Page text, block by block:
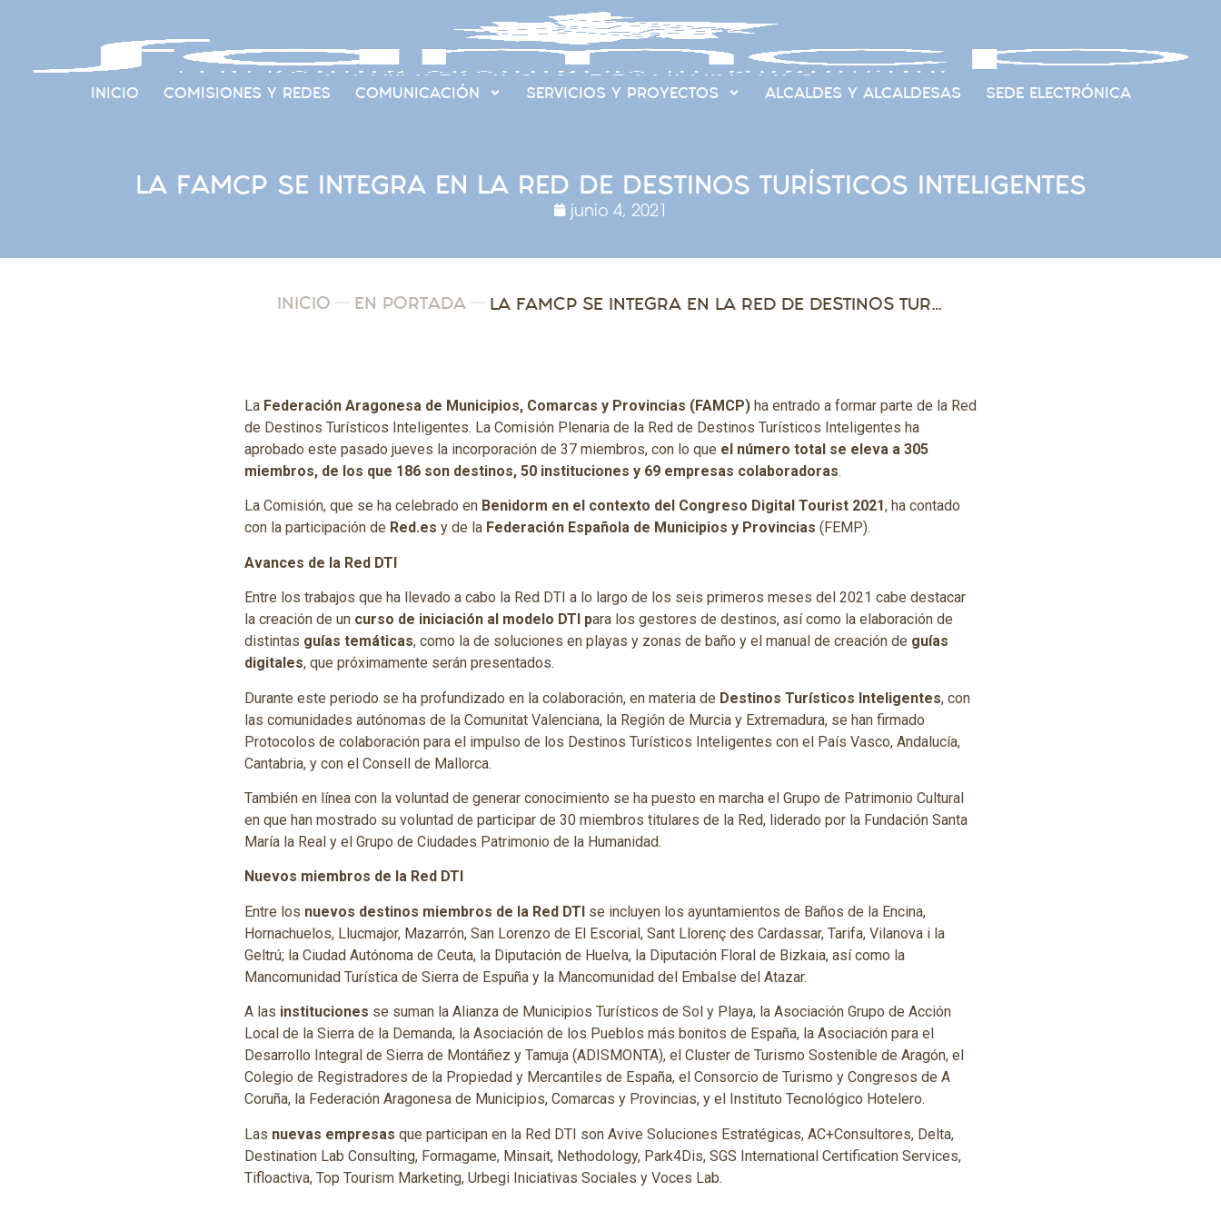
INICIO COMISIONES Y REDES COMUNICACIÓN SERVICIOS Y PROYECTOS ALCALDES Y ALCALDESAS SEDE ELECTRÓNICA
LA FAMCP SE INTEGRA EN LA RED DE DESTINOS TURÍSTICOS INTELIGENTES
junio 4, 2021
INICIO EN PORTADA LA FAMCP SE INTEGRA EN LA RED DE DESTINOS TURÍSTICOS INTELIGENTES
La Federación Aragonesa de Municipios, Comarcas y Provincias (FAMCP)ha entrado a formar parte de la Red
de Destinos Turísticos Inteligentes. La Comisión Plenaria de la Red de Destinos Turísticos Inteligentes ha
aprobado este pasado jueves la incorporación de 37 miembros, con lo que el número total se eleva a 305
miembros, de los que 186 son destinos, 50 instituciones y 69 empresas colaboradoras.
La Comisión, que se ha celebrado en Benidorm en el contexto del Congreso Digital Tourist 2021, ha contado
con la participación de Red.es y de la Federación Española de Municipios y Provincias (FEMP).
Avances de la Red DTI
Entre los trabajos que ha llevado a cabo la Red DTI a lo largo de los seis primeros meses del 2021 cabe destacar
la creación de un curso de iniciación al modelo DTI para los gestores de destinos, así como la elaboración de
distintas guías temáticas, como la de soluciones en playas y zonas de baño y el manual de creación de guías
digitales, que próximamente serán presentados.
Durante este periodo se ha profundizado en la colaboración, en materia de Destinos Turísticos Inteligentes, con
las comunidades autónomas de la Comunitat Valenciana, la Región de Murcia y Extremadura, se han firmado
Protocolos de colaboración para el impulso de los Destinos Turísticos Inteligentes con el País Vasco, Andalucía,
Cantabria, y con el Consell de Mallorca.
También en línea con la voluntad de generar conocimiento se ha puesto en marcha el Grupo de Patrimonio Cultural
en que han mostrado su voluntad de participar de 30 miembros titulares de la Red, liderado por la Fundación Santa
María la Real y el Grupo de Ciudades Patrimonio de la Humanidad.
Nuevos miembros de la Red DTI
Entre los nuevos destinos miembros de la Red DTIse incluyen los ayuntamientos de Baños de la Encina,
Hornachuelos, Llucmajor, Mazarrón, San Lorenzo de El Escorial, Sant Llorenç des Cardassar, Tarifa, Vilanova i la
Geltrú; la Ciudad Autónoma de Ceuta, la Diputación de Huelva, la Diputación Floral de Bizkaia, así como la
Mancomunidad Turística de Sierra de Espuña y la Mancomunidad del Embalse del Atazar.
A las instituciones se suman la Alianza de Municipios Turísticos de Sol y Playa, la Asociación Grupo de Acción
Local de la Sierra de la Demanda, la Asociación de los Pueblos más bonitos de España, la Asociación para el
Desarrollo Integral de Sierra de Montáñez y Tamuja (ADISMONTA), el Cluster de Turismo Sostenible de Aragón, el
Colegio de Registradores de la Propiedad y Mercantiles de España, el Consorcio de Turismo y Congresos de A
Coruña, la Federación Aragonesa de Municipios, Comarcas y Provincias, y el Instituto Tecnológico Hotelero.
Las nuevas empresas que participan en la Red DTI son Avive Soluciones Estratégicas, AC+Consultores, Delta,
Destination Lab Consulting, Formagame, Minsait, Nethodology, Park4Dis, SGS International Certification Services,
Tifloactiva, Top Tourism Marketing, Urbegi Iniciativas Sociales y Voces Lab.